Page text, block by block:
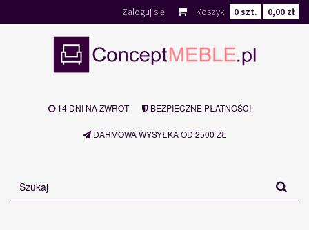
Koszyk 0szt. 0,00 zł
Zaloguj się
14 DNI NA ZWROT BEZPIECZNE PŁATNOŚCI
DARMOWA WYSYŁKA OD 2500 ZŁ